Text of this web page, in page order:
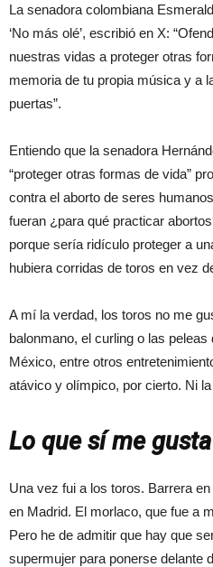
La senadora colombiana
‘No más olé’, escribió en X:
nuestras vidas a proteger otras
memoria de tu propia música y a
puertas”.
Entiendo que la senadora
“proteger otras formas de vida”
contra el aborto de seres
fueran ¿para qué practicar
porque sería ridículo proteger a
hubiera corridas de toros en vez
A mí la verdad, los toros no me
balonmano, el curling o las
México, entre otros
atávico y olímpico, por cierto. Ni
Lo que sí me
Una vez fui a los toros. Barrera
en Madrid. El morlaco, que fue a
Pero he de admitir que hay que
supermujer para ponerse delante